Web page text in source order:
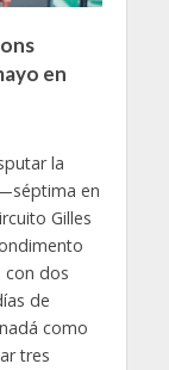
en
la
en
Gilles
con dos
de
como
tres